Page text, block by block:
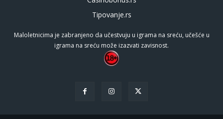
Tipovanje.rs
Maloletnicima je zabranjeno da učestvuju u igrama na sreću, učešće u
igrama na sreću može izazvati zavisnost.